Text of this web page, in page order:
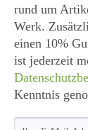
rund um
Werk.
einen 10%
ist jederzeit
Kenntnis